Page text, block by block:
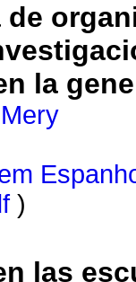
la
)
las